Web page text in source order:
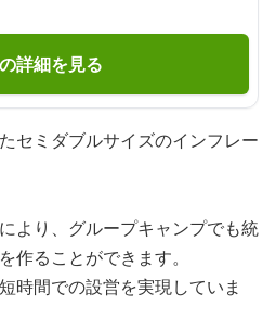
詳細を見る
セミダブルサイズのインフレー
より、グループキャンプでも統
作ることができます。
時間での設営を実現していま